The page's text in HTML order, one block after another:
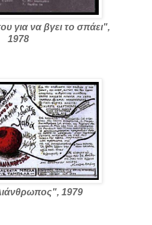
για να βγει το σπάει",
1978
1979